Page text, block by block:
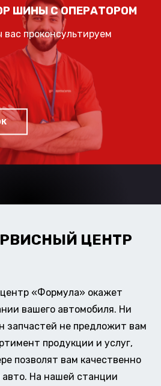
ШИНЫ С ОПЕРАТОРОМ
проконсультируем
ЦЕНТР
«Формула» окажет
вашего автомобиля. Ни
запчастей не предложит вам
продукции и услуг,
позволят вам качественно
На нашей станции